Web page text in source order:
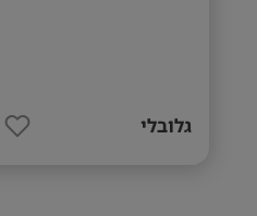
גלובלי